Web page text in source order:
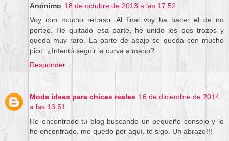
Anónimo 18 de octubre de 2013 a las 17:52
Voy con mucho retraso. Al final voy ha hacer el de no
porteo. He quitado esa parte, he unido los dos trozos y
queda muy raro. La parte de abajo se queda con mucho
pico. ¿Intentó seguir la curva a mano?
Responder
Moda ideas para chicas reales 16 de diciembre de 2014
a las 13:51
He encontrado tu blog buscando un pequeño consejo y lo
he encontrado. me quedo por aquí, te sigo. Un abrazo!!!